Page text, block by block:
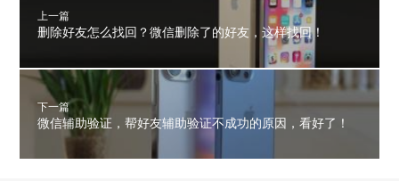
上一篇
删除好友怎么找回？微信删除了的好友，这样找回！
下一篇
微信辅助验证，帮好友辅助验证不成功的原因，看好了！